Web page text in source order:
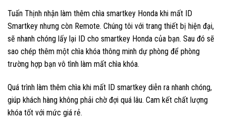
Tuấn Thịnh nhận làm thêm chìa smartkey Honda khi mất ID
Smartkey nhưng còn Remote. Chúng tôi với trang thiết bị hiện đại,
sẽ nhanh chóng lấy lại ID cho smartkey Honda của bạn. Sau đó sẽ
sao chép thêm một chìa khóa thông minh dự phòng để phòng
trường hợp bạn vô tình làm mất chìa khóa.
Quá trình làm thêm chìa khi mất ID smartkey diễn ra nhanh chóng,
giúp khách hàng không phải chờ đợi quá lâu. Cam kết chất lượng
khóa tốt với mức giá rẻ.